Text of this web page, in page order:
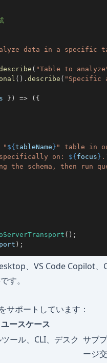
data in a specific
( "Table to
( ) . describe ( "Specific
} ) => ( {
" ${tableName} " table in
specifically on: ${focus} .
the schema, then run
( ) ;
) ;
、VS Code Copilot
す。
サポートしています：
ユースケース
ール、CLI、デスク サブ
ージ